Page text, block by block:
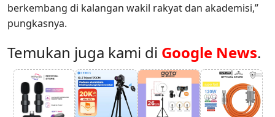
berkembang di kalangan wakil rakyat dan akademisi,”
pungkasnya.
Temukan juga kami di Google News.